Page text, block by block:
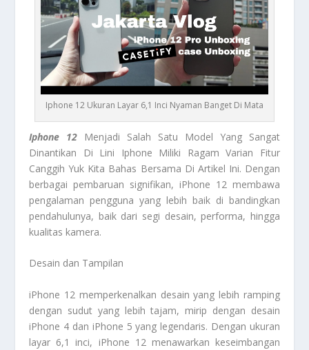
Iphone 12 Ukuran Layar 6,1 Inci Nyaman Banget Di Mata
Iphone 12 Menjadi Salah Satu Model Yang Sangat
Dinantikan Di Lini Iphone Miliki Ragam Varian Fitur
Canggih Yuk Kita Bahas Bersama Di Artikel Ini. Dengan
berbagai pembaruan signifikan, iPhone 12 membawa
pengalaman pengguna yang lebih baik di bandingkan
pendahulunya, baik dari segi desain, performa, hingga
kualitas kamera.
Desain dan Tampilan
iPhone 12 memperkenalkan desain yang lebih ramping
dengan sudut yang lebih tajam, mirip dengan desain
iPhone 4 dan iPhone 5 yang legendaris. Dengan ukuran
layar 6,1 inci, iPhone 12 menawarkan keseimbangan